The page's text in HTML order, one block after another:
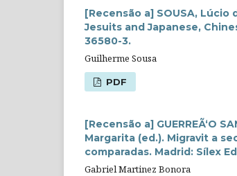
[Recensão a] SOUSA, Lúcio
Jesuits and Japanese,
36580-3.
Guilherme Sousa
PDF
[Recensão a] GUERREÃ‘O
Margarita (ed.). Migravit a
comparadas. Madrid: Sílex
Gabriel Martinez Bonora